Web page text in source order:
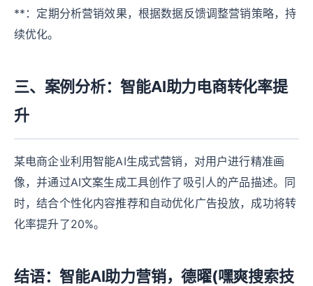
**：定期分析营销效果，根据数据反馈调整营销策略，持
续优化。
三、案例分析：智能AI助力电商转化率提
升
某电商企业利用智能AI生成式营销，对用户进行精准画
像，并通过AI文案生成工具创作了吸引人的产品描述。同
时，结合个性化内容推荐和自动优化广告投放，成功将转
化率提升了20%。
结语：智能AI助力营销，德曜(嘿爽搜索技